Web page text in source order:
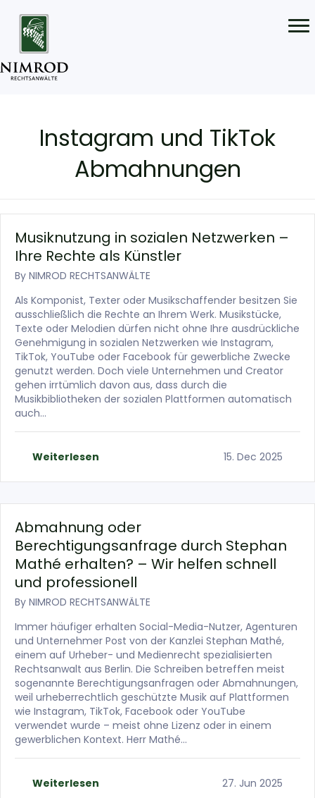
Instagram und TikTok
Abmahnungen
Musiknutzung in sozialen Netzwerken –
Ihre Rechte als Künstler
By NIMROD RECHTSANWÄLTE
Als Komponist, Texter oder Musikschaffender besitzen Sie
ausschließlich die Rechte an Ihrem Werk. Musikstücke,
Texte oder Melodien dürfen nicht ohne Ihre ausdrückliche
Genehmigung in sozialen Netzwerken wie Instagram,
TikTok, YouTube oder Facebook für gewerbliche Zwecke
genutzt werden. Doch viele Unternehmen und Creator
gehen irrtümlich davon aus, dass durch die
Musikbibliotheken der sozialen Plattformen automatisch
auch…
Weiterlesen 15. Dec 2025
Abmahnung oder
Berechtigungsanfrage durch Stephan
Mathé erhalten? – Wir helfen schnell
und professionell
By NIMROD RECHTSANWÄLTE
Immer häufiger erhalten Social-Media-Nutzer, Agenturen
und Unternehmer Post von der Kanzlei Stephan Mathé,
einem auf Urheber- und Medienrecht spezialisierten
Rechtsanwalt aus Berlin. Die Schreiben betreffen meist
sogenannte Berechtigungsanfragen oder Abmahnungen,
weil urheberrechtlich geschützte Musik auf Plattformen
wie Instagram, TikTok, Facebook oder YouTube
verwendet wurde – meist ohne Lizenz oder in einem
gewerblichen Kontext. Herr Mathé…
Weiterlesen 27. Jun 2025